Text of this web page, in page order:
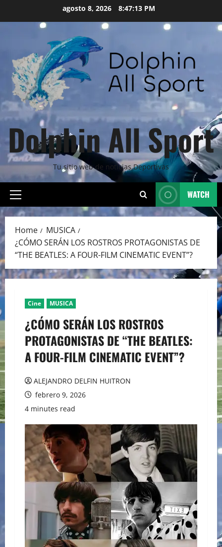
agosto 8, 2026 8:47:15 PM
Dolphin All Sport
Tu sitio web de noticias Deportivas
Primary
Menu
WATCH
Home
MUSICA
¿CÓMO SERÁN LOS ROSTROS PROTAGONISTAS DE
“THE BEATLES: A FOUR-FILM CINEMATIC EVENT”?
Cine MUSICA
¿CÓMO SERÁN LOS ROSTROS
PROTAGONISTAS DE “THE BEATLES:
A FOUR-FILM CINEMATIC EVENT”?
ALEJANDRO DELFIN HUITRON
febrero 9, 2026
4 minutes read